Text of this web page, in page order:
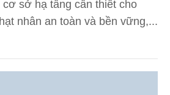
cơ sở hạ tầng cần thiết cho
nhân an toàn và bền vững,...